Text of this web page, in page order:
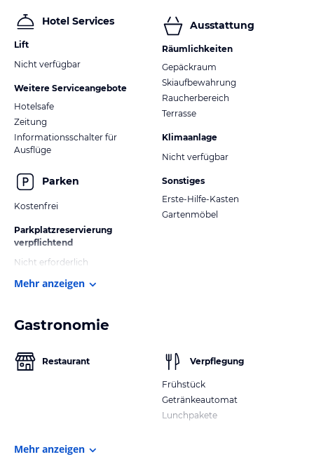
Hotel Services
Lift
Nicht verfügbar
Weitere Serviceangebote
Hotelsafe
Zeitung
Informationsschalter für
Ausflüge
Parken
Kostenfrei
Parkplatzreservierung
verpflichtend
Nicht erforderlich
Ausstattung
Räumlichkeiten
Gepäckraum
Skiaufbewahrung
Raucherbereich
Terrasse
Klimaanlage
Nicht verfügbar
Sonstiges
Erste-Hilfe-Kasten
Gartenmöbel
Mehr anzeigen
Gastronomie
Restaurant Verpflegung
Frühstück
Getränkeautomat
Lunchpakete
Mehr anzeigen